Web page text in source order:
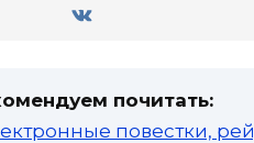
почитать:
повестки,